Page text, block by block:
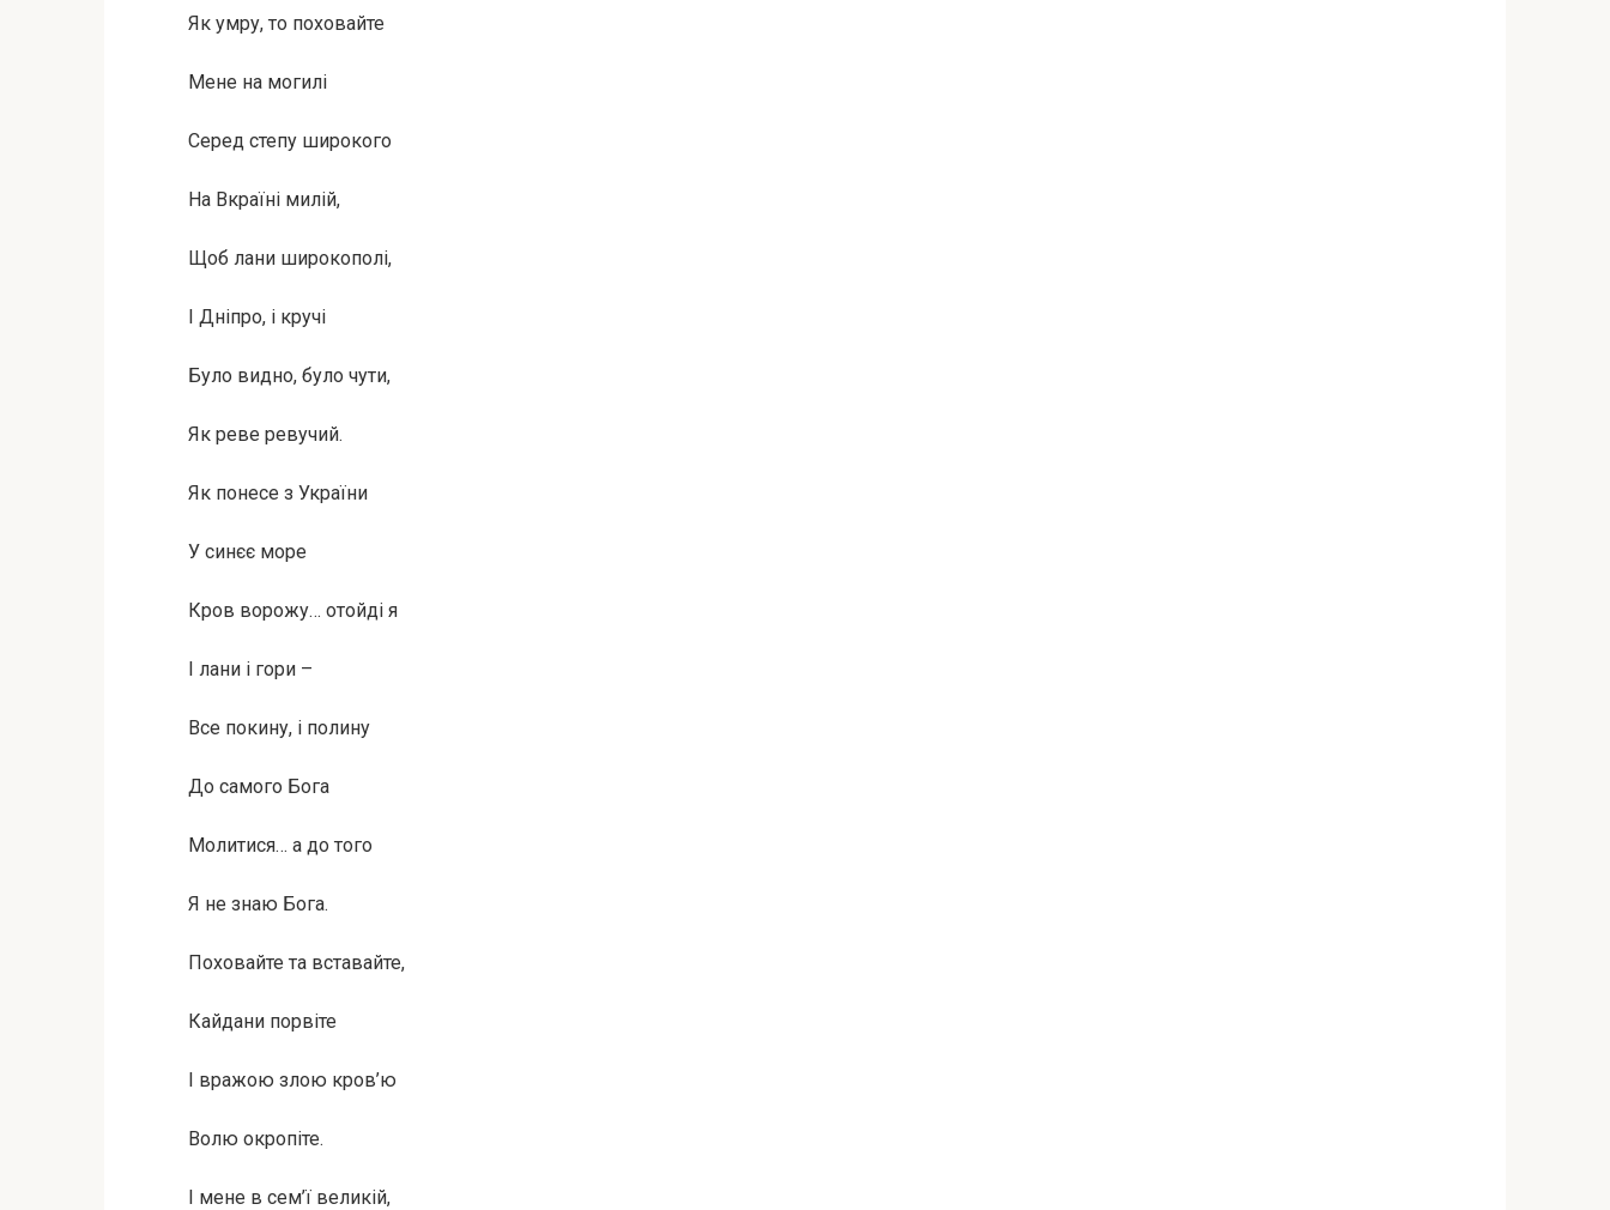
Як умру, то поховайте
Мене на могилі
Серед степу широкого
На Вкраїні милій,
Щоб лани широкополі,
І Дніпро, і кручі
Було видно, було чути,
Як реве ревучий.
Як понесе з України
У синєє море
Кров ворожу… отойді я
І лани і гори –
Все покину, і полину
До самого Бога
Молитися… а до того
Я не знаю Бога.
Поховайте та вставайте,
Кайдани порвіте
І вражою злою кров’ю
Волю окропіте.
І мене в сем’ї великій,